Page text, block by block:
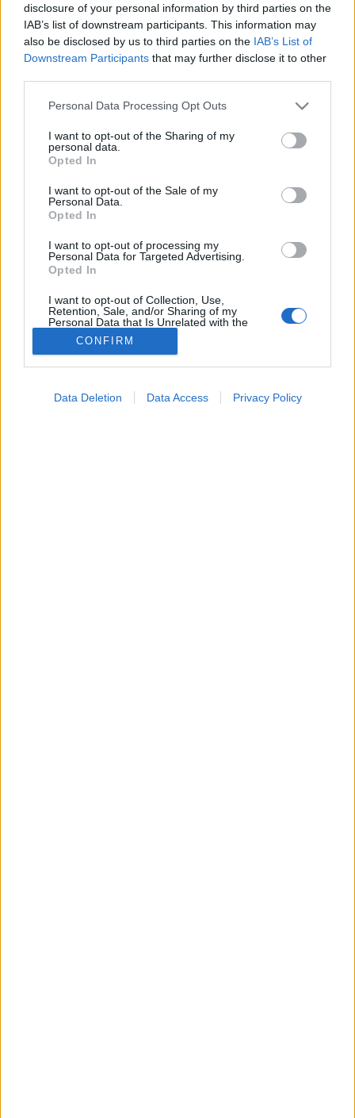
disclosure of your personal information by third parties on the
IAB’s list of downstream participants. This information may
also be disclosed by us to third parties on the IAB’s List of
Downstream Participants that may further disclose it to other
Please note that this website/app uses one or more Google
not limited to your visit or usage behaviour. You may click to
grant or deny consent to Google and its third-party tags to
use your data for below specified purposes in below Google
consent section.
Personal Data Processing Opt Outs
I want to opt-out of the Sharing of my
personal data.
Opted In
I want to opt-out of the Sale of my
Personal Data.
Opted In
I want to opt-out of processing my
Personal Data for Targeted Advertising.
Opted In
I want to opt-out of Collection, Use,
Retention, Sale, and/or Sharing of my
Personal Data that Is Unrelated with the
Purposes for which it was collected.
Opted Out
CONFIRM
Data Deletion Data Access Privacy Policy
Gyógyszer
Gyógyszer